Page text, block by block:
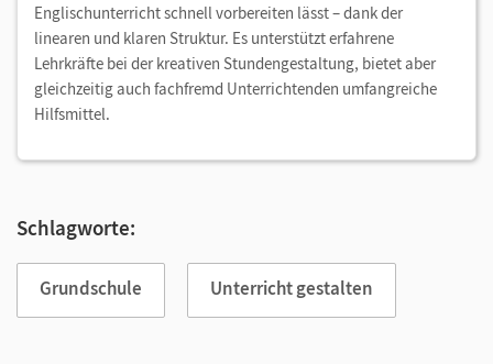
Englischunterricht schnell vorbereiten lässt – dank der
linearen und klaren Struktur. Es unterstützt erfahrene
Lehrkräfte bei der kreativen Stundengestaltung, bietet aber
gleichzeitig auch fachfremd Unterrichtenden umfangreiche
Hilfsmittel.
Schlagworte:
Grundschule Unterricht gestalten